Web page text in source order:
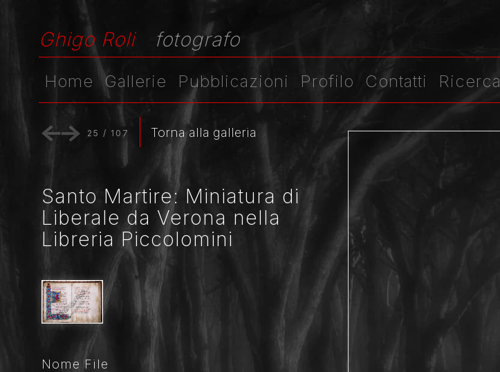
Ghigo Roli fotografo
Home Gallerie Pubblicazioni Profilo Contatti Ricerca
25 / 107 Torna alla galleria
Santo Martire: Miniatura di
Liberale da Verona nella
Libreria Piccolomini
Nome File